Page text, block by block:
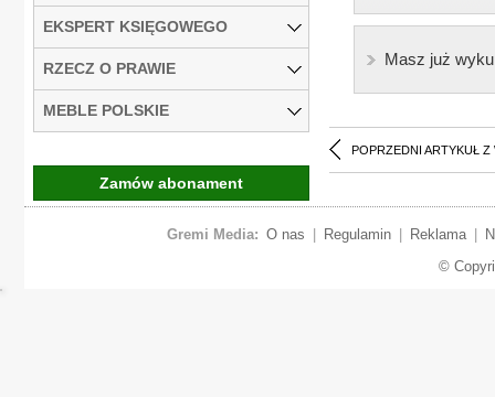
Masz już
POPRZEDNI ARTYKUŁ Z
EKSPERT KSIĘGOWEGO
RZECZ O PRAWIE
MEBLE POLSKIE
Zamów abonament
Gremi Media: O nas Regulamin Reklama
©